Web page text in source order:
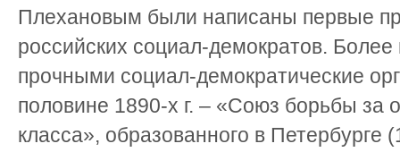
Плехановым были написаны первые
российских социал-демократов.
прочными социал-демократические
половине 1890-х г. – «Союз борьбы за
класса», образованного в